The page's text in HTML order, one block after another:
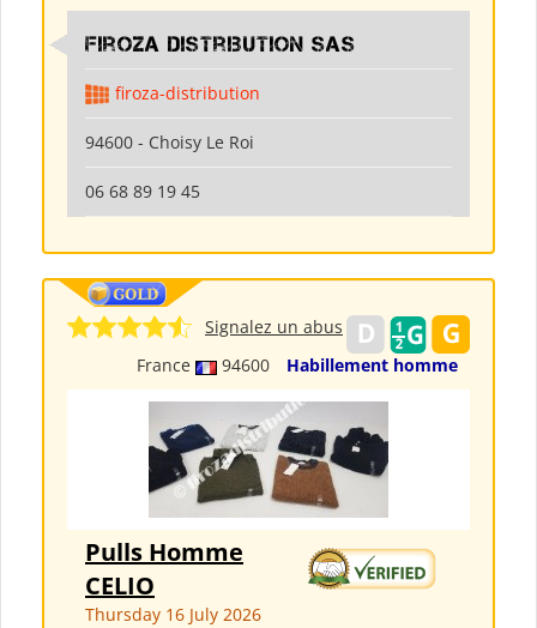
Firoza Distribution SAS
firoza-distribution
94600 - Choisy Le Roi
06 68 89 19 45
France 94600 Habillement homme
Signalez un abus
Pulls Homme
CELIO
Thursday 16 July 2026